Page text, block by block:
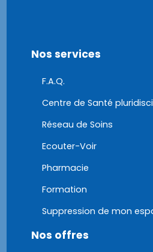
Nos services
F.A.Q.
Centre de Santé
Réseau de Soins
Ecouter-Voir
Pharmacie
Formation
Suppression de mon
Nos offres